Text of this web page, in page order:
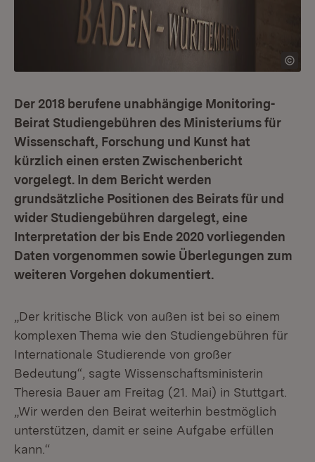
Der 2018 berufene unabhängige Monitoring-
Beirat Studiengebühren des Ministeriums für
Wissenschaft, Forschung und Kunst hat
kürzlich einen ersten Zwischenbericht
vorgelegt. In dem Bericht werden
grundsätzliche Positionen des Beirats für und
wider Studiengebühren dargelegt, eine
Interpretation der bis Ende 2020 vorliegenden
Daten vorgenommen sowie Überlegungen zum
weiteren Vorgehen dokumentiert.
„Der kritische Blick von außen ist bei so einem
komplexen Thema wie den Studiengebühren für
Internationale Studierende von großer
Bedeutung“, sagte Wissenschaftsministerin
Theresia Bauer am Freitag (21. Mai) in Stuttgart.
„Wir werden den Beirat weiterhin bestmöglich
unterstützen, damit er seine Aufgabe erfüllen
kann.“